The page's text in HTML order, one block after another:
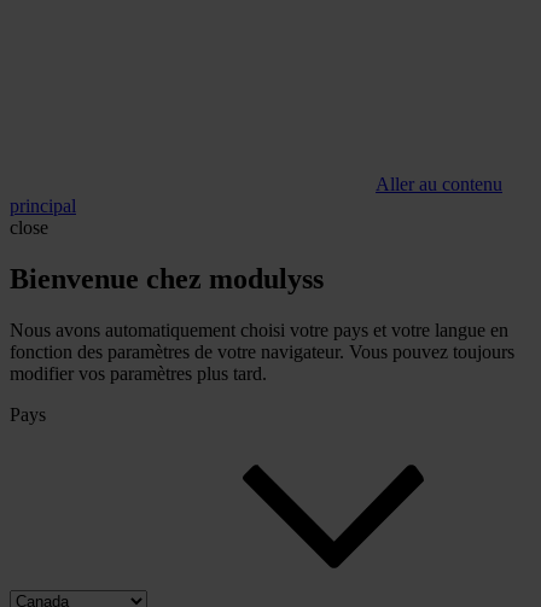
Aller au contenu
principal
close
Bienvenue chez modulyss
Nous avons automatiquement choisi votre pays et votre langue en
fonction des paramètres de votre navigateur. Vous pouvez toujours
modifier vos paramètres plus tard.
Pays